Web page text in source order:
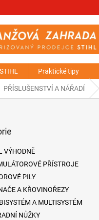
Praktické tipy
PŘÍSLUŠENSTVÍ A NÁŘADÍ
VÝHODNĚ
PŘÍSTROJE
PILY
A KŘOVINOŘEZY
A MULTISYSTÉM
NŮŽKY